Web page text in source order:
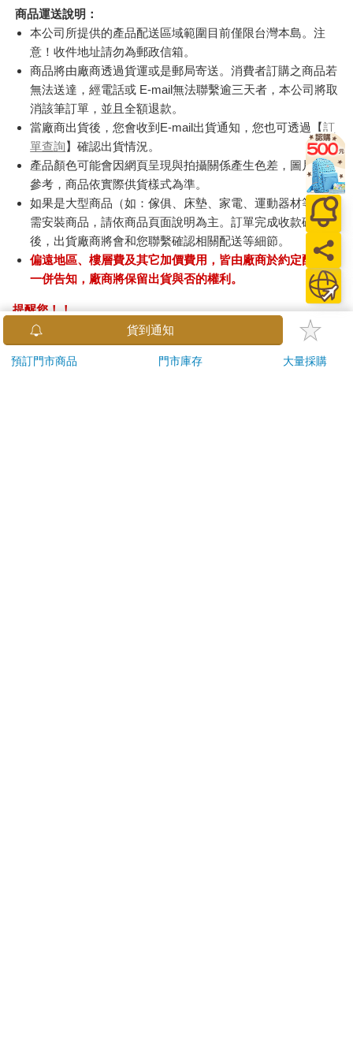
商品運送說明：
本公司所提供的產品配送區域範圍目前僅限台灣本島。注
意！收件地址請勿為郵政信箱。
商品將由廠商透過貨運或是郵局寄送。消費者訂購之商品若
無法送達，經電話或 E-mail無法聯繫逾三天者，本公司將取
消該筆訂單，並且全額退款。
當廠商出貨後，您會收到E-mail出貨通知，您也可透過【訂
單查詢】確認出貨情況。
產品顏色可能會因網頁呈現與拍攝關係產生色差，圖片僅供
參考，商品依實際供貨樣式為準。
如果是大型商品（如：傢俱、床墊、家電、運動器材等）及
需安裝商品，請依商品頁面說明為主。訂單完成收款確認
後，出貨廠商將會和您聯繫確認相關配送等細節。
偏遠地區、樓層費及其它加價費用，皆由廠商於約定配送時
一併告知，廠商將保留出貨與否的權利。
提醒您！！
金石堂及銀行均不會請您操作ATM! 如接獲電話要求您前往
ATM提款機，請不要聽從指示，以免受騙上當！
貨到通知
預訂門市商品 門市庫存 大量採購